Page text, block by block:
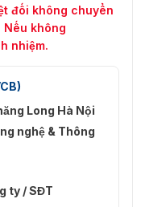
đối không chuyển
không
nhiệm.
Long Hà Nội
nghệ & Thông
ty / SĐT